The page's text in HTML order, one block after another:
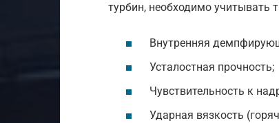
турбин, необходимо учитывать
Внутренняя
Усталостная прочность;
Чувствительность к
Ударная вязкость